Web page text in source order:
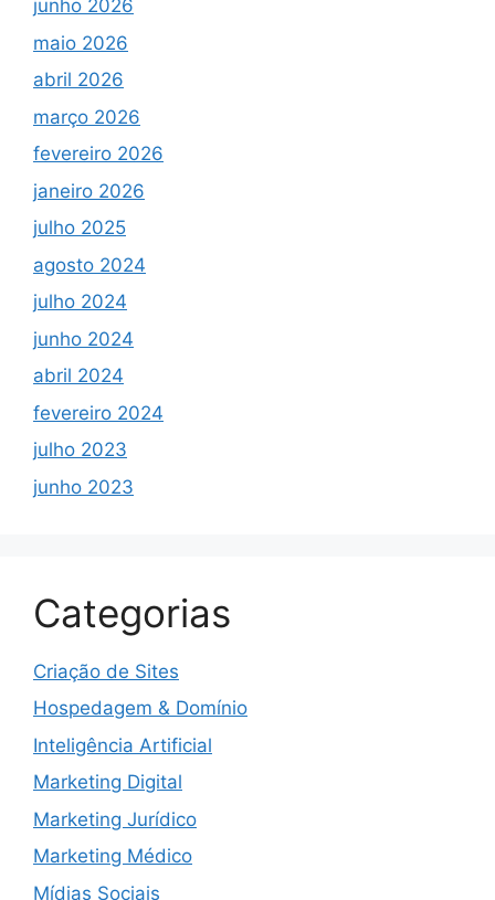
junho 2026
maio 2026
abril 2026
março 2026
fevereiro 2026
janeiro 2026
julho 2025
agosto 2024
julho 2024
junho 2024
abril 2024
fevereiro 2024
julho 2023
junho 2023
Categorias
Criação de Sites
Hospedagem & Domínio
Inteligência Artificial
Marketing Digital
Marketing Jurídico
Marketing Médico
Mídias Sociais